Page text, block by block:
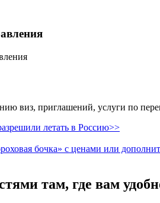
виз, приглашений, услуги по
летать в Россию>>
бочка» с ценами или
там, где вам